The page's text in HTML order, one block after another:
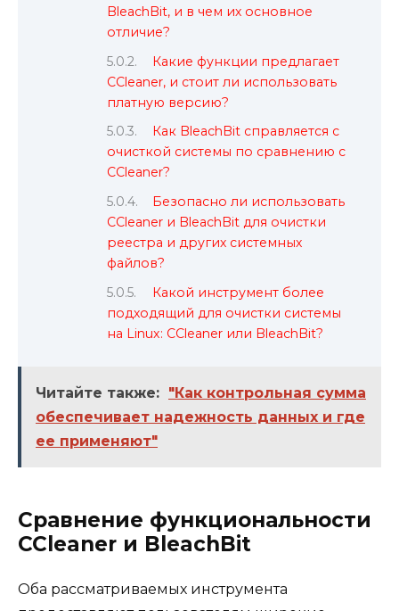
BleachBit, и в чем их основное
отличие?
Какие функции предлагает
CCleaner, и стоит ли использовать
платную версию?
Как BleachBit справляется с
очисткой системы по сравнению с
CCleaner?
Безопасно ли использовать
CCleaner и BleachBit для очистки
реестра и других системных
файлов?
Какой инструмент более
подходящий для очистки системы
на Linux: CCleaner или BleachBit?
Читайте также: "Как контрольная сумма
обеспечивает надежность данных и где
ее применяют"
Сравнение функциональности
CCleaner и BleachBit
Оба рассматриваемых инструмента